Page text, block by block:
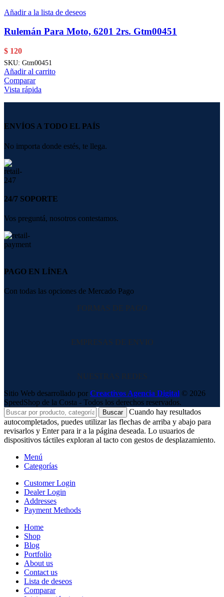
Añadir a la lista de deseos
Rulemán Para Moto, 6201 2rs. Gtm00451
$ 120
SKU: Gtm00451
Añadir al carrito
Comparar
Vista rápida
ENVÍOS A TODO EL PAÍS
No importa donde estés, te llega.
24/7 SOPORTE
Vos preguntá, nosotros contestamos.
PAGO EN LÍNEA
Con todas las opciones de Mercado Pago
FORMAS DE PAGO
EMPRESAS DE ENVIO
NUESTRAS REDES
Sitio Web desarrollado por Creactivos Agencia Digital © 2026
SpeedShop de la Costa - Todos los derechos reservados.
Buscar
Cuando hay resultados
autocompletados, puedes utilizar las flechas de arriba y abajo para
revisarlos y Enter para ir a la página deseada. Lo usuarios de
dispositivos táctiles exploran al tacto con gestos de desplazamiento.
Menú
Categorías
Customer Login
Dealer Login
Addresses
Payment Methods
Home
Shop
Blog
Portfolio
About us
Contact us
Lista de deseos
Comparar